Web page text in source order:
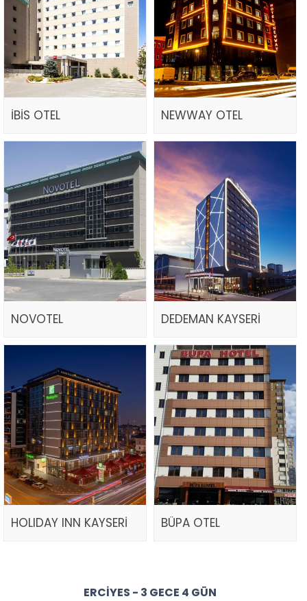
İBİS OTEL NEWWAY OTEL
NOVOTEL DEDEMAN KAYSERİ
HOLIDAY INN KAYSERİ BÜPA OTEL
ERCIYES - 3 GECE 4 GÜN